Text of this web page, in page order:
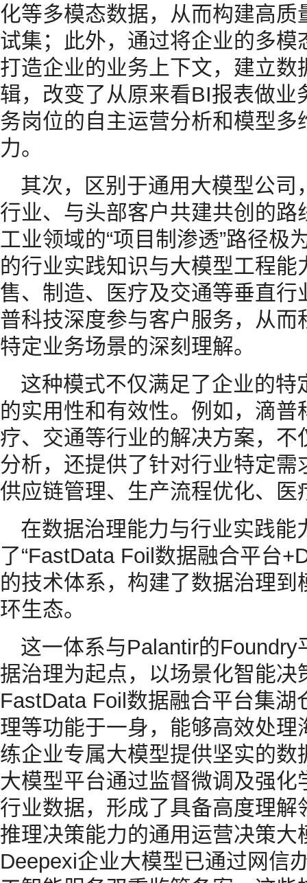
化等多模态数据，从而构建高
试集；此外，通过将企业的多
打造企业的业务上下文，建立
辑，改变了从原来看BI报表做
务岗位的自主运营分析和模型
力。
其次，区别于通用大模型公
行业、与头部客户共建共创的
工业领域的“项目制渗透”路径极
的行业实践知识与大模型工程
售、制造、医疗及交通等垂直
普科技深度参与客户服务，从
特定业务场景的深刻理解。
这种模式不仅满足了企业的
的实用性和有效性。例如，滴
疗、交通等行业的解决方案，
分析，还提供了针对行业特定
供应链管理、生产流程优化、
在数据治理能力与行业实践
了“FastData Foil数据融合平台
的技术体系，构建了数据治理
环生态。
这一体系与Palantir的
据治理为起点，以场景化智能
FastData Foil数据融合平台集
理等功能于一身，能够高效处
练企业专属大模型提供坚实的
大模型平台通过监督微调及强
行业数据，形成了具备高度理
推理决策能力的通用运营决策
Deepexi企业大模型已通过网信